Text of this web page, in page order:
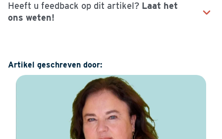
Heeft u feedback op dit artikel? Laat het
ons weten!
Artikel geschreven door: